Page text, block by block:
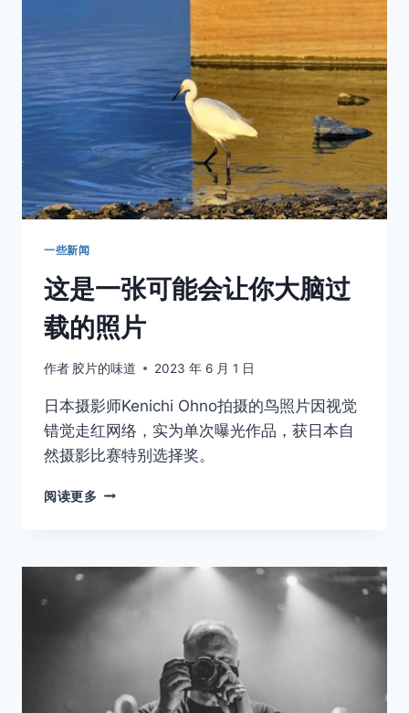
荐
你
买
一
支
50MM
的
镜
头？
一些新闻
这是一张可能会让你大脑过
载的照片
作者 胶片的味道 2023 年 6 月 1 日
日本摄影师Kenichi Ohno拍摄的鸟照片因视觉
错觉走红网络，实为单次曝光作品，获日本自
然摄影比赛特别选择奖。
阅读更多 这
可